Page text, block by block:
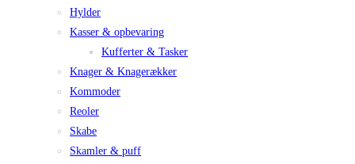
Hylder
Kasser & opbevaring
Kufferter & Tasker
Knager & Knagerækker
Kommoder
Reoler
Skabe
Skamler & puff